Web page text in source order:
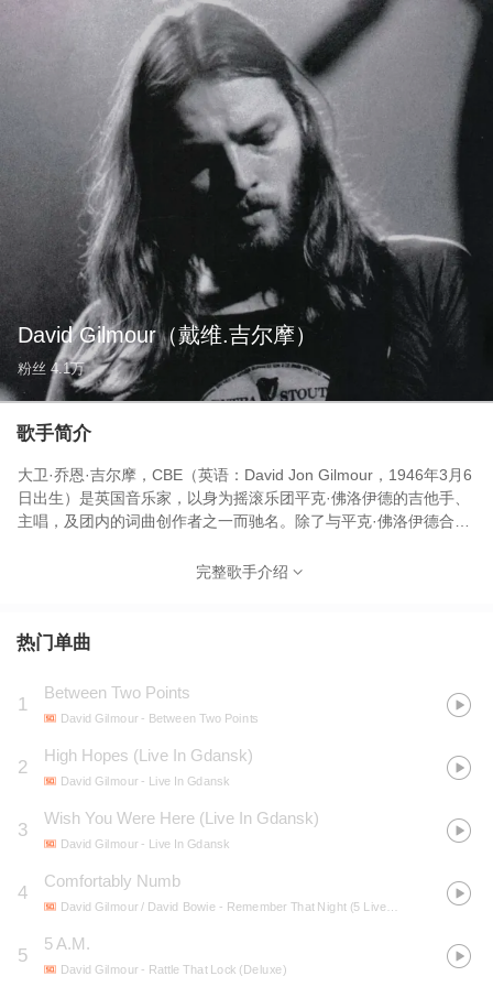
David Gilmour（戴维.吉尔摩）
粉丝 4.1万
歌手简介
大卫·乔恩·吉尔摩，CBE（英语：David Jon Gilmour，1946年3月6
日出生）是英国音乐家，以身为摇滚乐团平克·佛洛伊德的吉他手、
主唱，及团内的词曲创作者之一而驰名。除了与平克·佛洛伊德合作
功的单飞歌手。吉尔摩亦积极参与许多慈善组织活动。2003年，他
衔。 2011年，吉尔摩在《滚石》杂志的“史上百大伟大吉他手”中名
完整歌手介绍
热门单曲
1
Between Two Points
David Gilmour - Between Two Points
2
High Hopes (Live In Gdansk)
David Gilmour - Live In Gdansk
3
Wish You Were Here (Live In Gdansk)
David Gilmour - Live In Gdansk
4
Comfortably Numb
David Gilmour / David Bowie - Remember That Night (5 Live Tracks)
5
5 A.M.
David Gilmour - Rattle That Lock (Deluxe)